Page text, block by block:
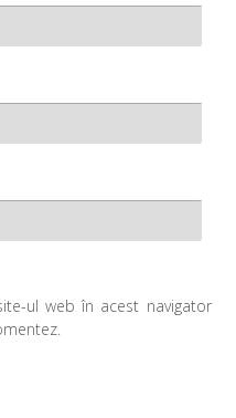
ul web în acest navigator